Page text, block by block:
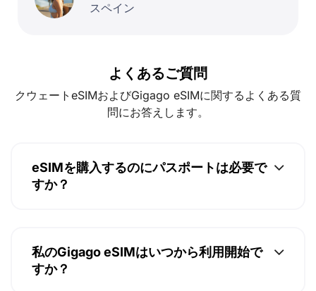
スペイン
よくあるご質問
クウェートeSIMおよびGigago eSIMに関するよくある質
問にお答えします。
eSIMを購入するのにパスポートは必要で
すか？
私のGigago eSIMはいつから利用開始で
すか？